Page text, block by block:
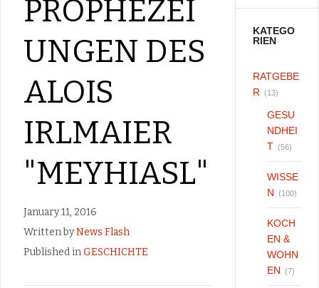
PROPHEZEI
UNGEN DES
ALOIS
IRLMAIER
"MEYHIASL"
January 11, 2016
Written byNews Flash
Published inGESCHICHTE
KATEGO
RIEN
RATGEBE
R (13)
GESU
NDHEI
T (56)
WISSE
N (100)
KOCH
EN &
WOHN
EN (7)